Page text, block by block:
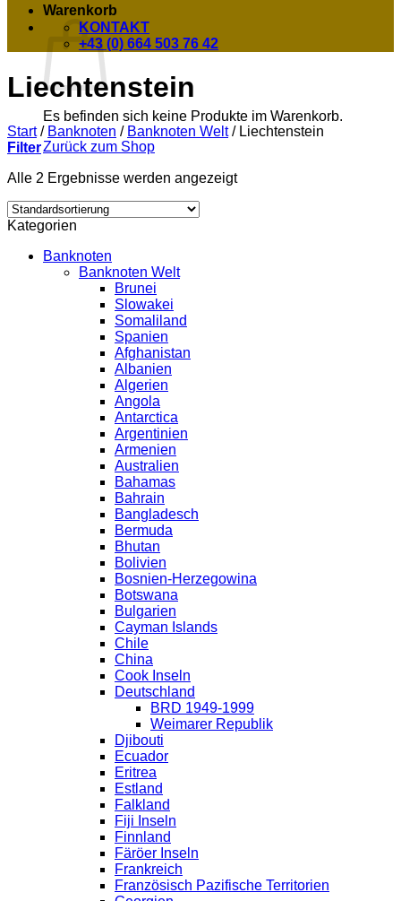
Warenkorb
Es befinden sich keine Produkte im Warenkorb.
Zurück zum Shop
KONTAKT
+43 (0) 664 503 76 42
Liechtenstein
Start / Banknoten / Banknoten Welt /Liechtenstein
Filter
Alle 2 Ergebnisse werden angezeigt
Kategorien
Banknoten
Banknoten Welt
Brunei
Slowakei
Somaliland
Spanien
Afghanistan
Albanien
Algerien
Angola
Antarctica
Argentinien
Armenien
Australien
Bahamas
Bahrain
Bangladesch
Bermuda
Bhutan
Bolivien
Bosnien-Herzegowina
Botswana
Bulgarien
Cayman Islands
Chile
China
Cook Inseln
Deutschland
BRD 1949-1999
Weimarer Republik
Djibouti
Ecuador
Eritrea
Estland
Falkland
Fiji Inseln
Finnland
Färöer Inseln
Frankreich
Französisch Pazifische Territorien